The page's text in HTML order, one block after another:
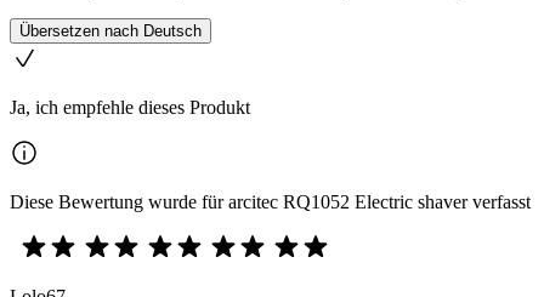
Übersetzen nach Deutsch
Ja, ich empfehle dieses Produkt
Diese Bewertung wurde für arcitec RQ1052 Electric shaver verfasst